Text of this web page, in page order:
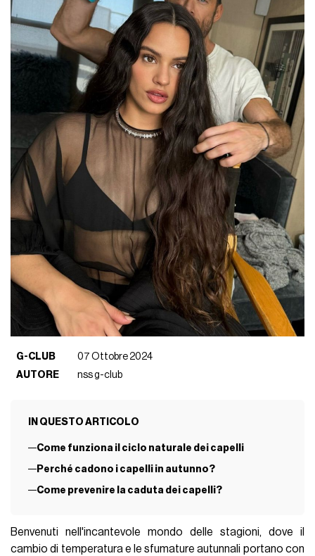
G-CLUB
07 Ottobre 2024
AUTORE
nss g-club
IN QUESTO ARTICOLO
Come funziona il ciclo naturale dei capelli
Perché cadono i capelli in autunno?
Come prevenire la caduta dei capelli?
Benvenuti nell'incantevole mondo delle stagioni, dove il
cambio di temperatura e le sfumature autunnali portano con